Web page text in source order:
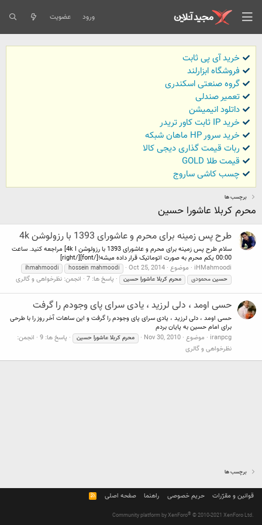
ورود عضویت
خرید آی پی ثابت
فروشگاه ابزارلند
گروه صنعتی اسکندری
تعمیر صندلی
داتلود انیمیشن
خرید IP ثابت کاور تریدر
خرید سرور HP ماهان شبکه
ربات قیمت گذاری دیجی کالا
قیمت طلا GOLD
چسب کاشی ساروج
برچسب ها
محرم کربلا عاشورا حسین
طرح پس زمینه برای محرم و عاشورای 1393 با رزولوشن 4k
سلام طرح پس زمینه برای محرم و عاشورای 1393 با رزولوشن 4k l] مراجعه کنید. ساعت
00:00 یکم محرم به صورت اتوماتیک قرار داده میشه![/font][/right]
iHMahmoodi
موضوع Oct 25, 2014
hossein mahmoodi
ihmahmoodi
حسین محمودی محرم کربلا عاشورا حسین پاسخ ها: 7 انجمن: نظرخواهی و گالری
حسی اومد ، دلی لرزید ، یادی سرای پای وجودم را گرفت
حسی اومد ، دلی لرزید ، یادی سرای پای وجودم را گرفت و این ساهات آخر روز را با طرحی
برای امام حسین به پایان بردم
iranpcg
موضوع Nov 30, 2010 محرم کربلا عاشورا حسین پاسخ ها: 9
انجمن:
نظرخواهی و گالری
برچسب ها
قوانین و مقرّرات حریم خصوصی راهنما صفحه اصلی
R
S
Community platform by XenForo® © 2010-2021 XenForo Ltd.